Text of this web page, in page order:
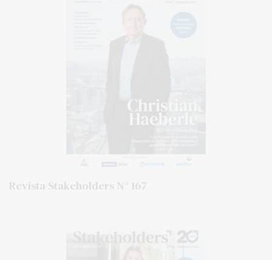
Revista Stakeholders N° 167